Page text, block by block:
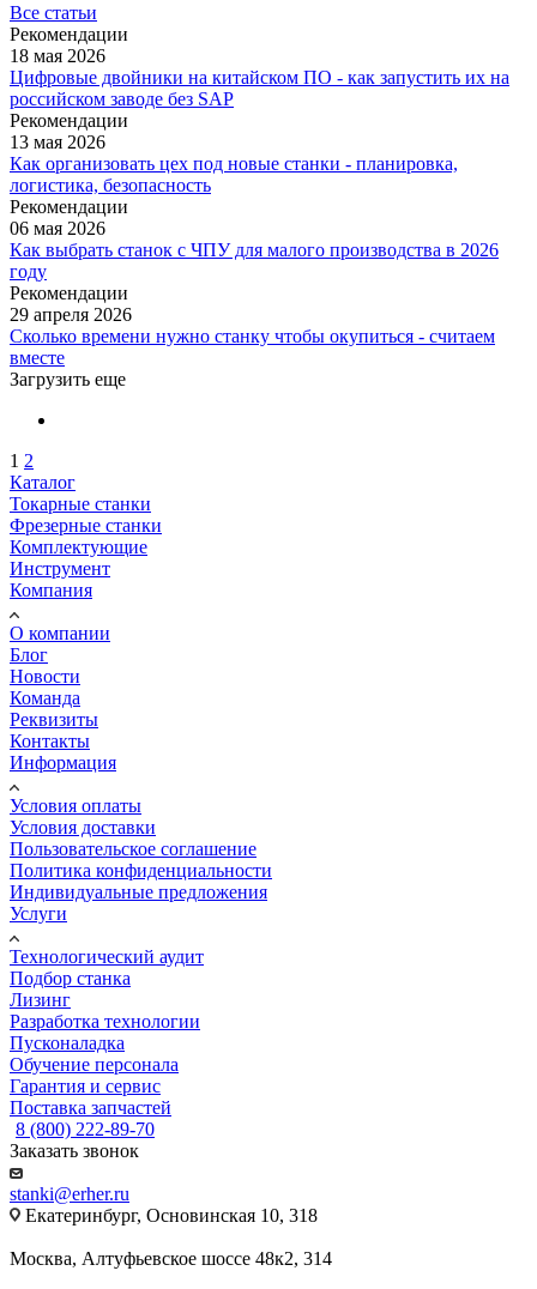
Все статьи
Рекомендации
18 мая 2026
Цифровые двойники на китайском ПО - как запустить их на
российском заводе без SAP
Рекомендации
13 мая 2026
Как организовать цех под новые станки - планировка,
логистика, безопасность
Рекомендации
06 мая 2026
Как выбрать станок с ЧПУ для малого производства в 2026
году
Рекомендации
29 апреля 2026
Сколько времени нужно станку чтобы окупиться - считаем
вместе
Загрузить еще
1 2
Каталог
Токарные станки
Фрезерные станки
Комплектующие
Инструмент
Компания
О компании
Блог
Новости
Команда
Реквизиты
Контакты
Информация
Условия оплаты
Условия доставки
Пользовательское соглашение
Политика конфиденциальности
Индивидуальные предложения
Услуги
Технологический аудит
Подбор станка
Лизинг
Разработка технологии
Пусконаладка
Обучение персонала
Гарантия и сервис
Поставка запчастей
8 (800) 222-89-70
Заказать звонок
stanki@erher.ru
Екатеринбург, Основинская 10, 318
Москва, Алтуфьевское шоссе 48к2, 314